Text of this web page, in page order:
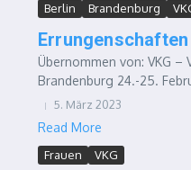
Berlin Brandenburg
Übernommen von: VKG
Brandenburg 24.-25.
5. März 2023
Read More
Frauen VKG